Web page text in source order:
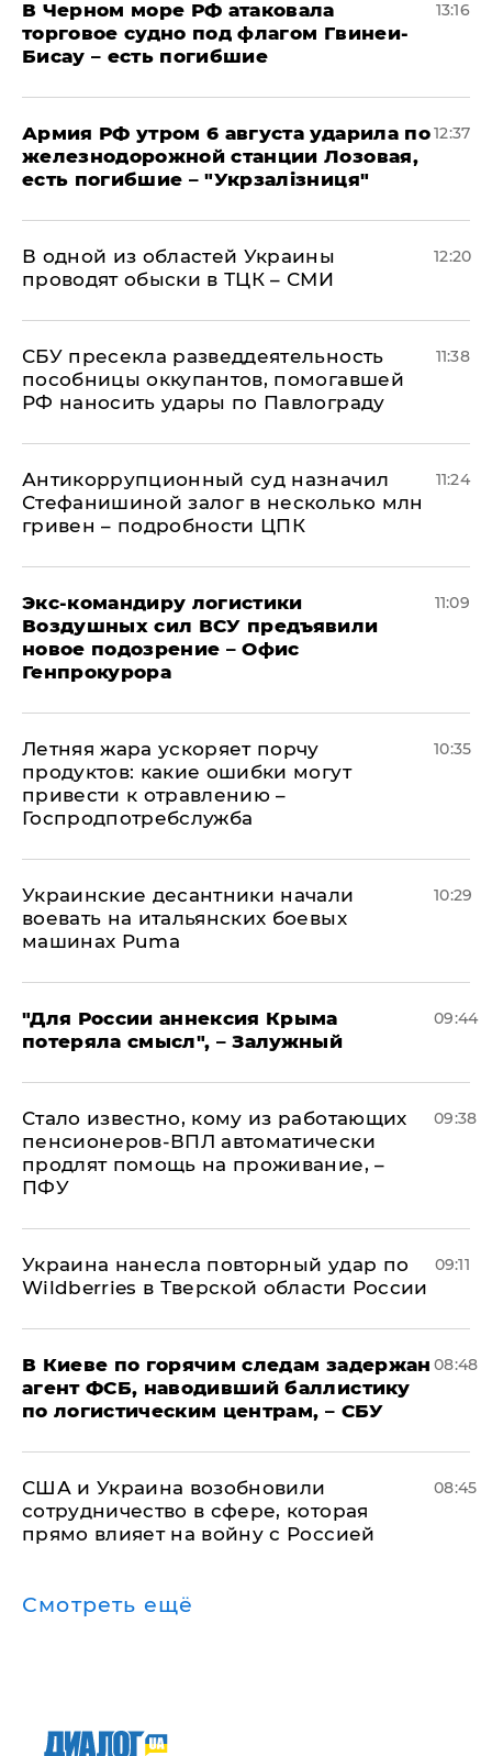
В Черном море РФ атаковала
торговое судно под флагом Гвинеи-
Бисау – есть погибшие
13:16
Армия РФ утром 6 августа ударила по
железнодорожной станции Лозовая,
есть погибшие – "Укрзалізниця"
12:37
В одной из областей Украины
проводят обыски в ТЦК – СМИ
12:20
СБУ пресекла разведдеятельность
пособницы оккупантов, помогавшей
РФ наносить удары по Павлограду
11:38
Антикоррупционный суд назначил
Стефанишиной залог в несколько млн
гривен – подробности ЦПК
11:24
Экс-командиру логистики
Воздушных сил ВСУ предъявили
новое подозрение – Офис
Генпрокурора
11:09
Летняя жара ускоряет порчу
продуктов: какие ошибки могут
привести к отравлению –
Госпродпотребслужба
10:35
Украинские десантники начали
воевать на итальянских боевых
машинах Puma
10:29
"Для России аннексия Крыма
потеряла смысл", – Залужный
09:44
Стало известно, кому из работающих
пенсионеров-ВПЛ автоматически
продлят помощь на проживание, –
ПФУ
09:38
Украина нанесла повторный удар по
Wildberries в Тверской области России
09:11
В Киеве по горячим следам задержан
агент ФСБ, наводивший баллистику
по логистическим центрам, – СБУ
08:48
США и Украина возобновили
сотрудничество в сфере, которая
прямо влияет на войну с Россией
08:45
Смотреть ещё